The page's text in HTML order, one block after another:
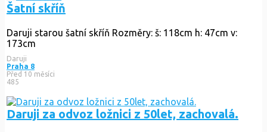
Šatní skříň
Daruji starou šatní skříň Rozměry: š: 118cm h: 47cm v:
173cm
Daruji
Praha 8
Před 10 měsíci
485
Daruji za odvoz ložnici z 50let, zachovalá.